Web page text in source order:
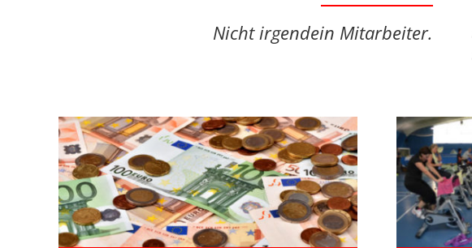
Nicht irgendein Mitarbeiter.